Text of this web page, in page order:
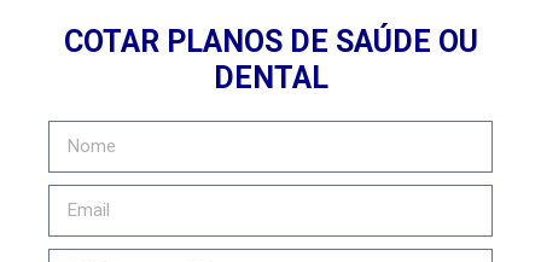
COTAR PLANOS DE SAÚDE OU
DENTAL